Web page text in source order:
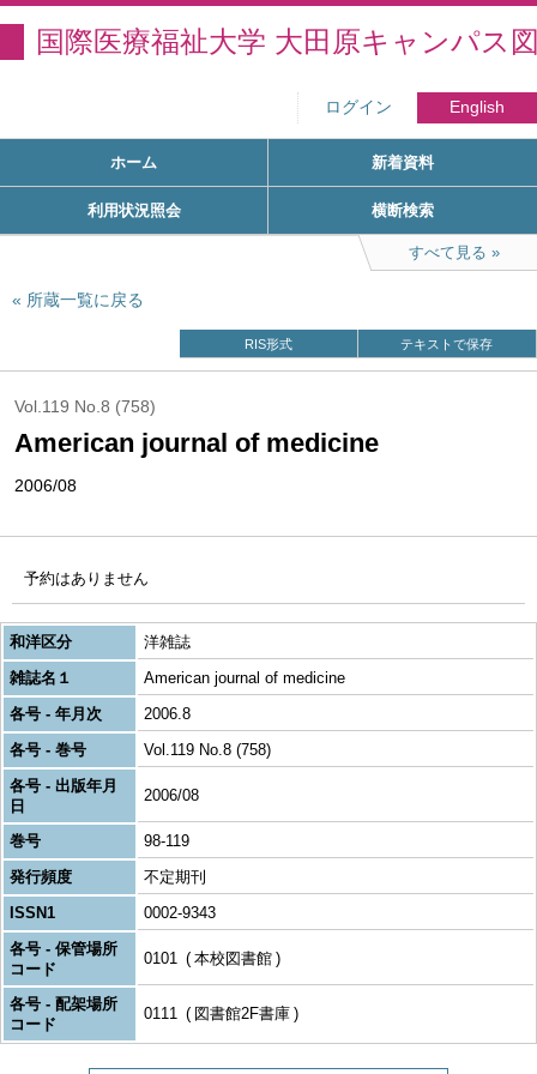
国際医療福祉大学 大田原キャンパス
ログイン English
ホーム 新着資料
利用状況照会 横断検索
すべて見る
所蔵一覧に戻る
RIS形式 テキストで保存
Vol.119 No.8 (758)
American journal of medicine
2006/08
予約はありません
和洋区分
洋雑誌
雑誌名１
American journal of medicine
各号 - 年月次
2006.8
各号 - 巻号
Vol.119 No.8 (758)
各号 - 出版年月
日
2006/08
巻号
98-119
発行頻度
不定期刊
ISSN1
0002-9343
各号 - 保管場所
コード
0101 本校図書館
各号 - 配架場所
コード
0111 図書館2F書庫